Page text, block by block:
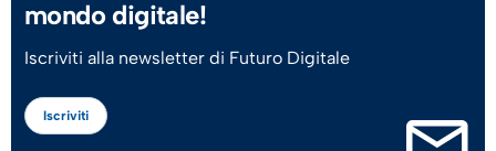
mondo digitale!
Iscriviti alla newsletter di Futuro Digitale
Iscriviti